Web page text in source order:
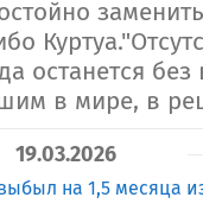
останется
в мире, в
19.03.2026
на 1,5 месяца